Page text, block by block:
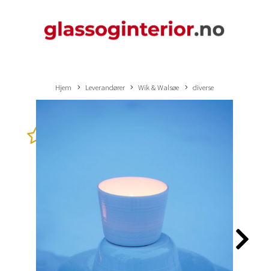
Hjem Leverandører Wik & Walsøe diverse